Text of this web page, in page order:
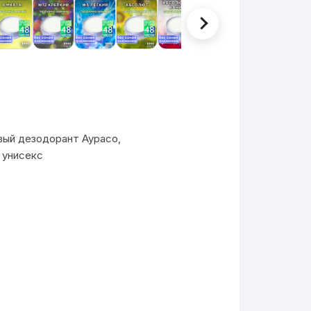
дезодорант Аурасо,